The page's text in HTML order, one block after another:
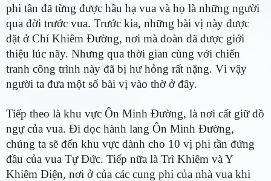
phi tần đã từng được hầu hạ vua và họ là những người
qua đời trước vua. Trước kia, những bài vị này được
đặt ở Chí Khiêm Đường, nơi mà đoàn đã được giới
thiệu lúc nãy. Nhưng qua thời gian cùng với chiến
tranh công trình này đã bị hư hỏng rất nặng. Vì vậy
người ta đưa một số bài vị vào thờ ở đây.
Tiếp theo là khu vực Ôn Minh Đường, là nơi cất giữ đồ
ngự của vua. Đi dọc hành lang Ôn Minh Đường,
chúng ta sẽ đến khu vực dành cho 10 vị phi tần đứng
đầu của vua Tự Đức. Tiếp nữa là Trì Khiêm và Y
Khiêm Điện, nơi ở của các cung phi của nhà vua khi